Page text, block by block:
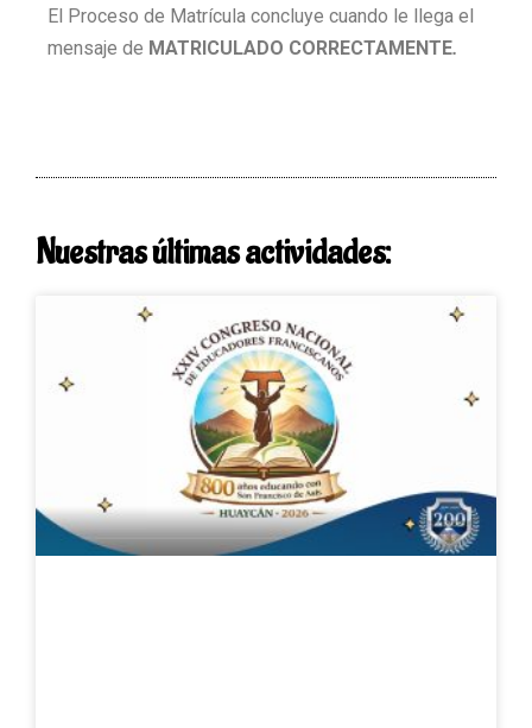
El Proceso de Matrícula concluye cuando le llega el
mensaje de MATRICULADO CORRECTAMENTE.
Nuestras últimas actividades: